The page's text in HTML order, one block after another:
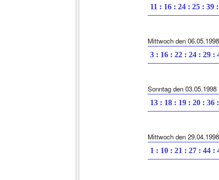
11 : 16 : 24 : 25 : 39
Mittwoch den 06.05.1998
3 : 16 : 22 : 24 : 29 :
Sonntag den 03.05.1998
13 : 18 : 19 : 20 : 36
Mittwoch den 29.04.1998
1 : 10 : 21 : 27 : 44 :